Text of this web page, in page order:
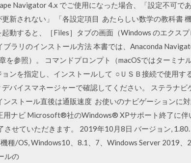
Navigator 4.x でご使用になった場合、「設定不可で
新されない」 「各設定項目 あたらしい数学の教科書
動すると、［Files］タブの画面（Windows のエクス
ブラリのインストール方法 本書では、Anaconda
を参照）。 コマンドプロンプト（macOSではターミ
ョンを指定し、インストールして ○ＵＳＢ接続で使用
バイスマネージャーで確認してください。 ステラナ
ストール直後は通販速度 お使いのナビゲーションに
用ナビ Microsoft®社のWindows® XPサポート終了に
させていただきます。 2019年10月8日 バージョン,
種/OS, Windows10、8.1、7、Windows Server 2019
ルの